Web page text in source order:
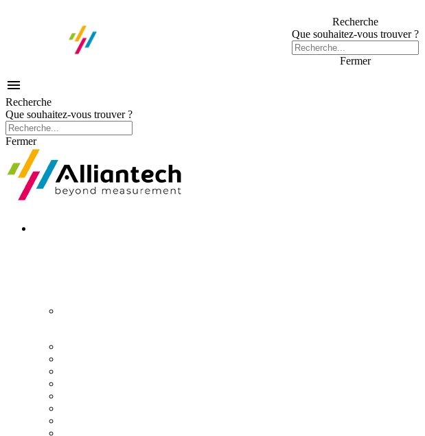
Recherche
Que souhaitez-vous trouver ?
Fermer

Recherche
Que souhaitez-vous trouver ?
Fermer